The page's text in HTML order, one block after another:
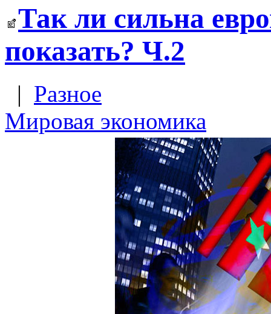
Так ли сильна
показать? Ч.2
| Разное
Мировая экономика